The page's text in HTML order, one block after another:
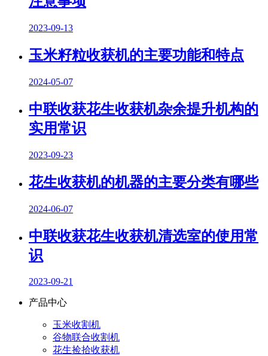
2023-09-13
玉米籽粒收获机的主要功能和特点
2024-05-07
中联收获花生收获机杂余提升机构的
实用常识
2023-09-23
花生收获机的机器的主要分类有哪些
2024-06-07
中联收获花生收获机清选室的使用常
识
2023-09-21
产品中心
玉米收割机
谷物联合收割机
花生捡拾收获机